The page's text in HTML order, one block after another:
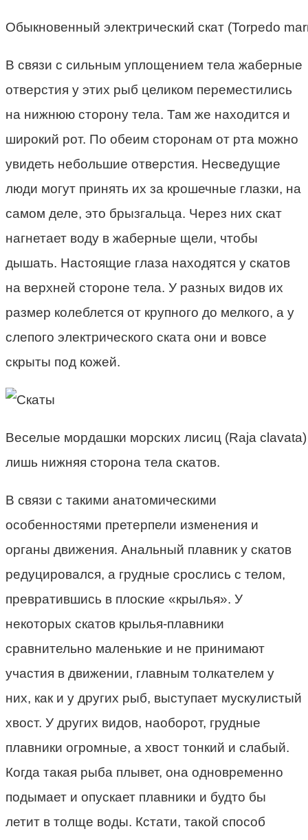
Обыкновенный электрический скат (Torpedo
В связи с сильным уплощением тела жаберные
отверстия у этих рыб целиком переместились
на нижнюю сторону тела. Там же находится и
широкий рот. По обеим сторонам от рта можно
увидеть небольшие отверстия. Несведущие
люди могут принять их за крошечные глазки, на
самом деле, это брызгальца. Через них скат
нагнетает воду в жаберные щели, чтобы
дышать. Настоящие глаза находятся у скатов
на верхней стороне тела. У разных видов их
размер колеблется от крупного до мелкого, а у
слепого электрического ската они и вовсе
скрыты под кожей.
Веселые мордашки морских лисиц (Raja
лишь нижняя сторона тела скатов.
В связи с такими анатомическими
особенностями претерпели изменения и
органы движения. Анальный плавник у скатов
редуцировался, а грудные срослись с телом,
превратившись в плоские «крылья». У
некоторых скатов крылья-плавники
сравнительно маленькие и не принимают
участия в движении, главным толкателем у
них, как и у других рыб, выступает мускулистый
хвост. У других видов, наоборот, грудные
плавники огромные, а хвост тонкий и слабый.
Когда такая рыба плывет, она одновременно
подымает и опускает плавники и будто бы
летит в толще воды. Кстати, такой способ